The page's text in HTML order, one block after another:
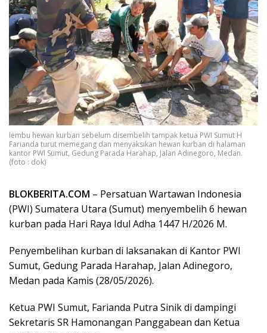
lembu hewan kurban sebelum disembelih tampak ketua PWI Sumut H
Farianda turut memegang dan menyaksikan hewan kurban di halaman
kantor PWI Sumut, Gedung Parada Harahap, Jalan Adinegoro, Medan.
(foto : dok)
BLOKBERITA.COM – Persatuan Wartawan Indonesia
(PWI) Sumatera Utara (Sumut) menyembelih 6 hewan
kurban pada Hari Raya Idul Adha 1447 H/2026 M.
Penyembelihan kurban di laksanakan di Kantor PWI
Sumut, Gedung Parada Harahap, Jalan Adinegoro,
Medan pada Kamis (28/05/2026).
Ketua PWI Sumut, Farianda Putra Sinik di dampingi
Sekretaris SR Hamonangan Panggabean dan Ketua